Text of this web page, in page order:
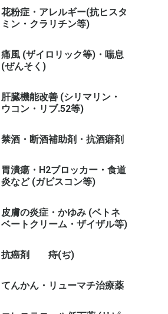
花粉症・アレルギー(抗ヒスタ
ミン・クラリチン等)
痛風 (ザイロリック等)・喘息
(ぜんそく)
肝臓機能改善 (シリマリン・
ウコン・リブ.52等)
禁酒・断酒補助剤・抗酒癖剤
胃潰瘍・H2ブロッカー・食道
炎など (ガビスコン等)
皮膚の炎症・かゆみ (ベトネ
ベートクリーム・ザイザル等)
抗癌剤 痔(ぢ)
てんかん・リューマチ治療薬